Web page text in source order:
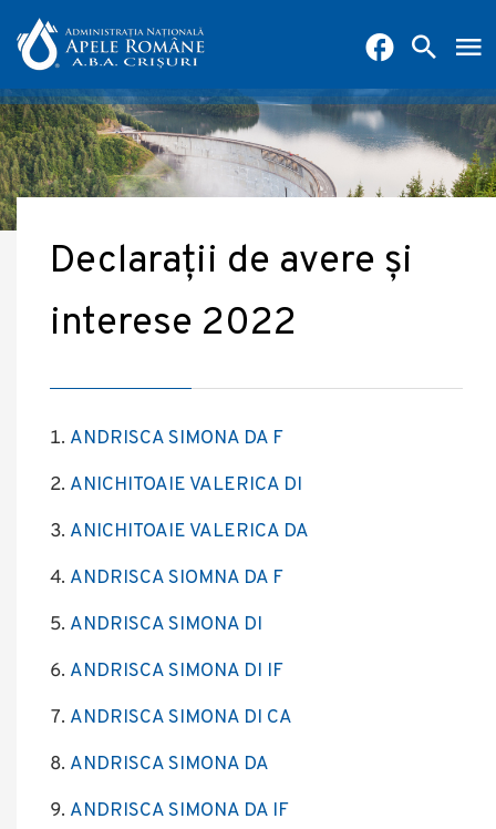
Declarații de avere și
interese 2022
ANDRISCA SIMONA DA F
ANICHITOAIE VALERICA DI
ANICHITOAIE VALERICA DA
ANDRISCA SIOMNA DA F
ANDRISCA SIMONA DI
ANDRISCA SIMONA DI IF
ANDRISCA SIMONA DI CA
ANDRISCA SIMONA DA
ANDRISCA SIMONA DA IF